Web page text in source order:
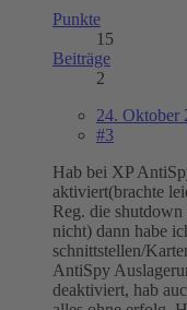
Punkte
15
Beiträge
2
24. Oktober
#3
Hab bei XP
aktiviert(brachte
Reg. die
nicht) dann habe
schnittstellen/
AntiSpy
deaktiviert, hab